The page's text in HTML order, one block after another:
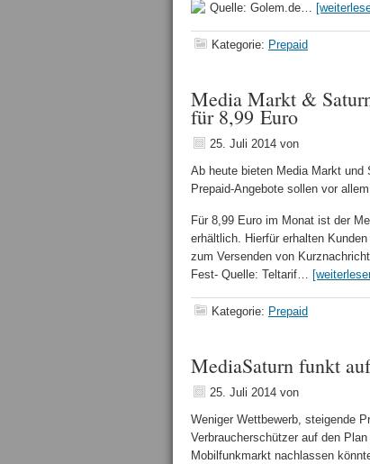
Quelle: Golem.de…
Kategorie: Prepaid
Media Markt &
für 8,99 Euro
25. Juli 2014 von
Ab heute bieten Media Markt und
Prepaid-Angebote sollen vor
Für 8,99 Euro im Monat ist der
erhältlich. Hierfür erhalten
zum Versenden von
Fest- Quelle: Teltarif…
Kategorie: Prepaid
MediaSaturn funkt
25. Juli 2014 von
Weniger Wettbewerb, steigende
Verbraucherschützer auf den
Mobilfunkmarkt nachlassen